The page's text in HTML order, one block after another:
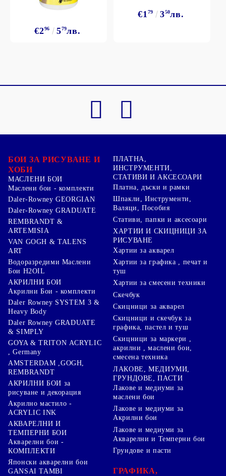
€296 579лв.
€179 350лв.
БОИ ЗА РИСУВАНЕ И
ХОБИ
МАСЛЕНИ БОИ
Маслени бои - комплекти
Daler-Rowney GEORGIAN
Daler-Rowney GRADUATE
REMBRANDT &
ARTEMISIA
VAN GOGH & TALENS
ART
Водоразредими Маслени
Бои H2OIL
АКРИЛНИ БОИ
Акрилни Бои - комплекти
Daler Rowney SYSTEM 3 &
Heavy Body
Daler Rowney GRADUATE
& SIMPLY
GOYA & TRITON АCRYLIC
, Germany
AMSTERDAM ,GOGH,
REMBRANDT
АКРИЛНИ БОИ за
рисуване и декорация
Акрилно мастило -
ACRYLIC INK
АКВАРЕЛНИ И
ТЕМПЕРНИ БОИ
Акварелни бои -
КОМПЛЕКТИ
Японски акварелни бои
GANSAI TAMBI
ПЛАТНА,
ИНСТРУМЕНТИ,
СТАТИВИ И АКСЕСОАРИ
Платна, дъски и рамки
Шпакли, Инструменти,
Валяци, Пособия
Стативи, папки и аксесоари
ХАРТИИ И СКИЦНИЦИ ЗА
РИСУВАНЕ
Хартии за акварел
Хартии за графика , печат и
туш
Хартии за смесени техники
Скечбук
Скицници за акварел
Скицници и скечбук за
графика, пастел и туш
Скицници за маркери ,
акрилни , маслени бои,
смесена техника
ЛАКОВЕ, МЕДИУМИ,
ГРУНДОВЕ, ПАСТИ
Лакове и медиуми за
маслени бои
Лакове и медиуми за
Акрилни бои
Лакове и медиуми за
Акварелни и Темперни бои
Грундове и пасти
ГРАФИКА,